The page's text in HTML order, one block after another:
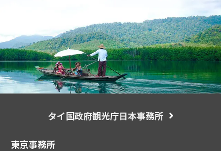
タイ国政府観光庁日本事務所
東京事務所